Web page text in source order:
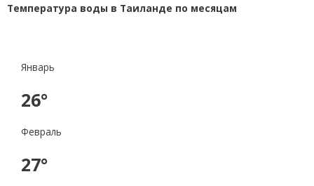
Температура воды в Таиланде по месяцам
Январь
26°
Февраль
27°